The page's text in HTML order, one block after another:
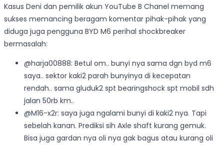
Kasus Deni dan pemilik akun YouTube B Chanel memang
sukses memancing beragam komentar pihak-pihak yang
diduga juga pengguna BYD M6 perihal shockbreaker
bermasalah:
@harja00888: Betul om.. bunyi nya sama dgn byd m6
saya.. sektor kaki2 parah bunyinya di kecepatan
rendah.. sama gluduk2 spt bearingshock spt mobil sdh
jalan 50rb km..
@M16-x2r: saya juga ngalami bunyi di kaki2 nya. Tapi
sebelah kanan. Prediksi sih Axle shaft kurang gemuk.
Bisa juga gardan nya oli nya gak bagus atau kurang oli